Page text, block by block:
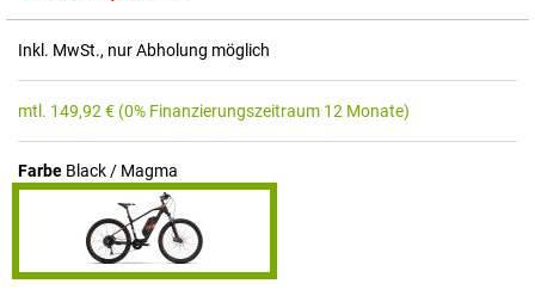
springen
Inkl. MwSt., nur Abholung möglich
mtl. 149,92 € (0% Finanzierungszeitraum 12 Monate)
Farbe Black / Magma